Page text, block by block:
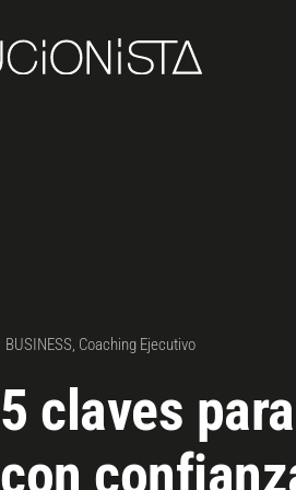
BUSINESS Coaching Ejecutivo
5 claves
con